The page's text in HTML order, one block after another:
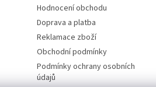
Hodnocení obchodu
Doprava a platba
Reklamace zboží
Obchodní podmínky
Podmínky ochrany osobních
údajů